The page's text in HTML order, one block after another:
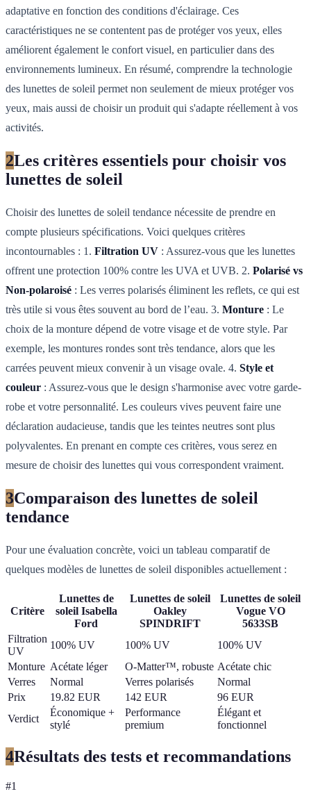
adaptative en fonction des conditions d'éclairage. Ces
caractéristiques ne se contentent pas de protéger vos yeux, elles
améliorent également le confort visuel, en particulier dans des
environnements lumineux. En résumé, comprendre la technologie
des lunettes de soleil permet non seulement de mieux protéger vos
yeux, mais aussi de choisir un produit qui s'adapte réellement à vos
activités.
2Les critères essentiels pour choisir vos
lunettes de soleil
Choisir des lunettes de soleil tendance nécessite de prendre en
compte plusieurs spécifications. Voici quelques critères
incontournables : 1. Filtration UV : Assurez-vous que les lunettes
offrent une protection 100% contre les UVA et UVB. 2. Polarisé vs
Non-polaroisé : Les verres polarisés éliminent les reflets, ce qui est
très utile si vous êtes souvent au bord de l’eau. 3. Monture : Le
choix de la monture dépend de votre visage et de votre style. Par
exemple, les montures rondes sont très tendance, alors que les
carrées peuvent mieux convenir à un visage ovale. 4. Style et
couleur : Assurez-vous que le design s'harmonise avec votre garde-
robe et votre personnalité. Les couleurs vives peuvent faire une
déclaration audacieuse, tandis que les teintes neutres sont plus
polyvalentes. En prenant en compte ces critères, vous serez en
mesure de choisir des lunettes qui vous correspondent vraiment.
3Comparaison des lunettes de soleil
tendance
Pour une évaluation concrète, voici un tableau comparatif de
quelques modèles de lunettes de soleil disponibles actuellement :
Critère
Lunettes de
soleil Isabella
Ford
Lunettes de soleil
Oakley
SPINDRIFT
Lunettes de soleil
Vogue VO
5633SB
Filtration
UV
100% UV 100% UV
100% UV
Monture Acétate léger O-Matter™, robuste Acétate chic
Verres
Normal Verres polarisés
Normal
Prix
19.82 EUR 142 EUR
96 EUR
Verdict
Économique +
stylé
Performance
premium
Élégant et
fonctionnel
4Résultats des tests et recommandations
#1